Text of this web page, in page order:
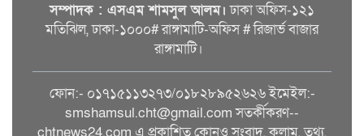
সম্পাদক : এসএম শামসুল আলম। ঢাকা অফিস-১২১
মতিঝিল, ঢাকা-১০০০# রাঙ্গামাটি-অফিস # রিজার্ভ বাজার
রাঙ্গামাটি।
ফোন:- ০১৭১৫১১৩২৭৩/০১৮২৮৯৫২৬২৬ ইমেইল:-
smshamsul.cht@gmail.com সতর্কীকরণ--